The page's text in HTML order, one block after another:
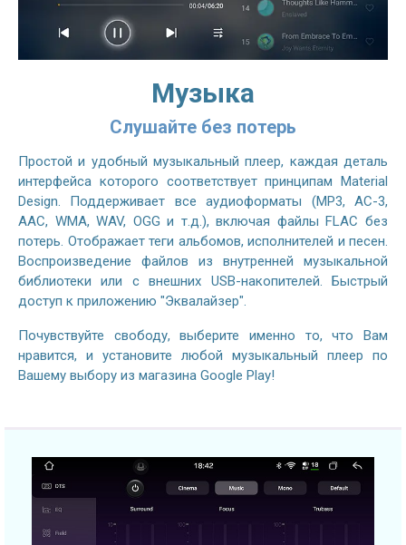
Музыка
Слушайте без потерь
Простой и удобный музыкальный плеер, каждая деталь
интерфейса которого соответствует принципам Material
Design. Поддерживает все аудиоформаты (MP3, AC-3,
AAC, WMA, WAV, OGG и т.д.), включая файлы FLAC без
потерь. Отображает теги альбомов, исполнителей и песен.
Воспроизведение файлов из внутренней музыкальной
библиотеки или с внешних USB-накопителей. Быстрый
доступ к приложению "Эквалайзер".
Почувствуйте свободу, выберите именно то, что Вам
нравится, и установите любой музыкальный плеер по
Вашему выбору из магазина Google Play!